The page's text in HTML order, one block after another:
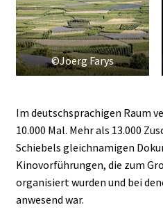
©Joerg Farys
Im deutschsprachigen Raum
10.000 Mal. Mehr als 13.000
Schiebels gleichnamigen
Kinovorführungen, die zum
organisiert wurden und bei
anwesend war.